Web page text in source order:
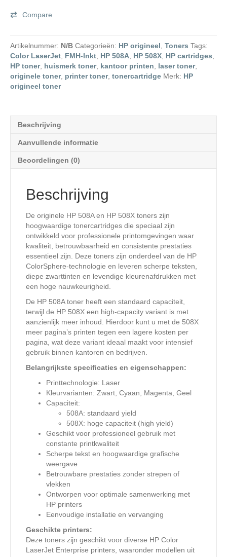
508XCompare
Artikelnummer: N/B Categorieën: HP origineel, Toners Tags:
Color LaserJet, FMH-Inkt, HP 508A, HP 508X, HP cartridges,
HP toner, huismerk toner, kantoor printen, laser toner,
originele toner, printer toner, tonercartridge Merk: HP
origineel toner
Beschrijving
Aanvullende informatie
Beoordelingen (0)
Beschrijving
De originele HP 508A en HP 508X toners zijn
hoogwaardige tonercartridges die speciaal zijn
ontwikkeld voor professionele printomgevingen waar
kwaliteit, betrouwbaarheid en consistente prestaties
essentieel zijn. Deze toners zijn onderdeel van de HP
ColorSphere-technologie en leveren scherpe teksten,
diepe zwarttinten en levendige kleurenafdrukken met
een hoge nauwkeurigheid.
De HP 508A toner heeft een standaard capaciteit,
terwijl de HP 508X een high-capacity variant is met
aanzienlijk meer inhoud. Hierdoor kunt u met de 508X
meer pagina’s printen tegen een lagere kosten per
pagina, wat deze variant ideaal maakt voor intensief
gebruik binnen kantoren en bedrijven.
Belangrijkste specificaties en eigenschappen:
Printtechnologie: Laser
Kleurvarianten: Zwart, Cyaan, Magenta, Geel
Capaciteit:
508A: standaard yield
508X: hoge capaciteit (high yield)
Geschikt voor professioneel gebruik met
constante printkwaliteit
Scherpe tekst en hoogwaardige grafische
weergave
Betrouwbare prestaties zonder strepen of
vlekken
Ontworpen voor optimale samenwerking met
HP printers
Eenvoudige installatie en vervanging
Geschikte printers:
Deze toners zijn geschikt voor diverse HP Color
LaserJet Enterprise printers, waaronder modellen uit